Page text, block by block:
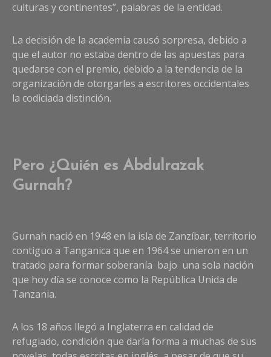
culturas y continentes”, palabras de la entidad.
La decisión de la academia causó sorpresa, debido a
que el autor no estaba dentro de las apuestas para
quedarse con el premio, debido a la tendencia de la
organización de otorgarles a escritores occidentales
la codiciada distinción.
Pero ¿Quién es Abdulrazak
Gurnah?
Gurnah nació en 1948 en la isla de Zanzíbar, territorio
contiguo a Tanganica que en 1964 se unieron en un
tratado para formar soberanía bajo una sola nación
que hoy día se conoce como la República Unida de
Tanzania.
A los 18 años llegó a Inglaterra en calidad de
refugiado, condición que daría forma a muchas de sus